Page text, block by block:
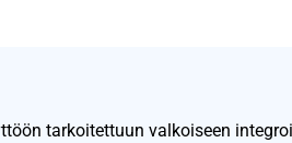
tarkoitettuun valkoiseen